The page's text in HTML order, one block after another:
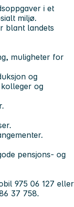
i et
miljø.
blant landets
muligheter for
og
og
pensjons- og
975 06 127 eller
37 758.